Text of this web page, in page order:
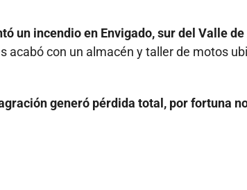
un incendio en Envigado, sur del Valle
acabó con un almacén y taller de motos
generó pérdida total, por fortuna